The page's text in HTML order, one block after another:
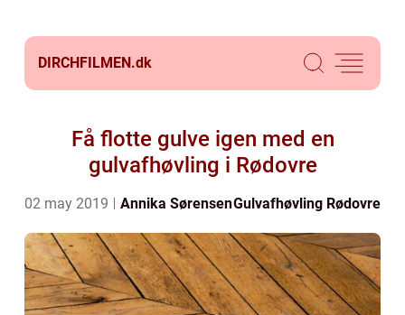
DIRCHFILMEN.dk
Få flotte gulve igen med en
gulvafhøvling i Rødovre
02 may 2019 Annika SørensenGulvafhøvling Rødovre